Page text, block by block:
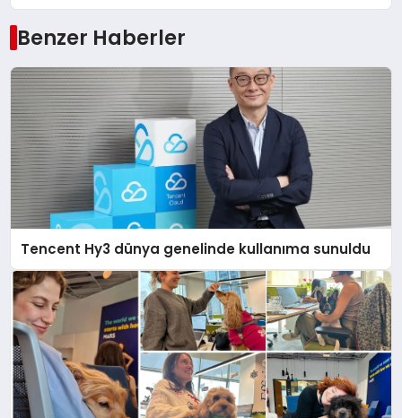
Benzer Haberler
Tencent Hy3 dünya genelinde kullanıma sunuldu